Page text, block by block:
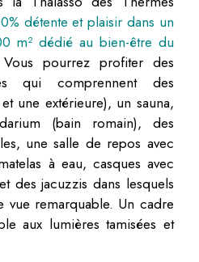
détente et plaisir dans un
m² dédié au bien-être du
Vous pourrez profiter des
qui comprennent des
une extérieure), un sauna,
(bain romain), des
une salle de repos avec
à eau, casques avec
des jacuzzis dans lesquels
vue remarquable. Un cadre
aux lumières tamisées et